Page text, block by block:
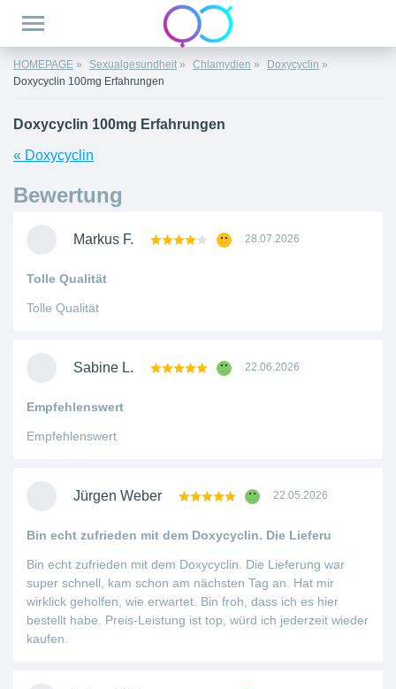
HOMEPAGE Sexualgesundheit Chlamydien
Doxycyclin
Doxycyclin 100mg Erfahrungen
Doxycyclin 100mg Erfahrungen
« Doxycyclin
Bewertung
Markus F. 28.07.2026
Tolle Qualität
Tolle Qualität
Sabine L. 22.06.2026
Empfehlenswert
Empfehlenswert
Jürgen Weber 22.05.2026
Bin echt zufrieden mit dem Doxycyclin. Die Lieferu
Bin echt zufrieden mit dem Doxycyclin. Die Lieferung war
super schnell, kam schon am nächsten Tag an. Hat mir
wirklick geholfen, wie erwartet. Bin froh, dass ich es hier
bestellt habe. Preis-Leistung ist top, würd ich jederzeit wieder
kaufen.